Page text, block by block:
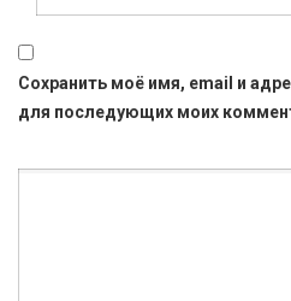
Сохранить моё имя, email и
для последующих моих